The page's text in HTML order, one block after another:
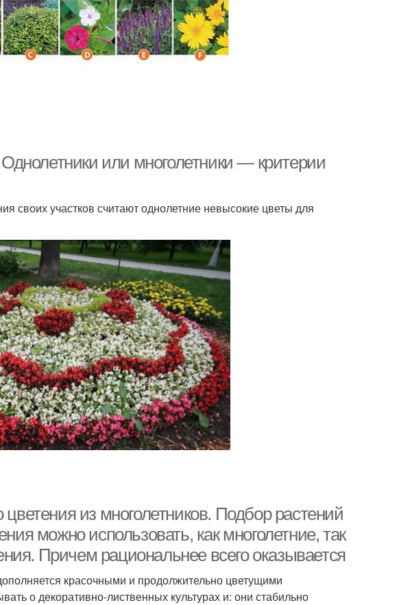
или многолетники — критерии
своих участков считают однолетние невысокие цветы для
из многолетников. Подбор растений
можно использовать, как многолетние, так
Причем рациональнее всего оказывается
красочными и продолжительно цветущими
о декоративно-лиственных культурах и: они стабильно